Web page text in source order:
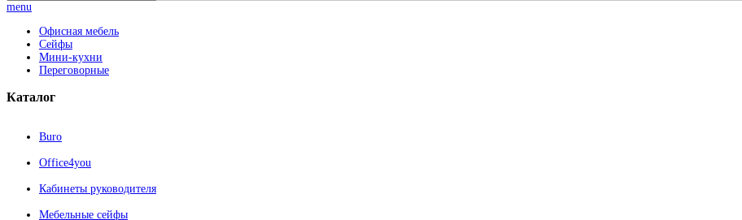
menu
Офисная мебель
Сейфы
Мини-кухни
Переговорные
Каталог
Buro
Office4you
Кабинеты руководителя
Мебельные сейфы